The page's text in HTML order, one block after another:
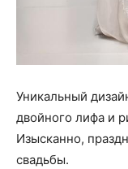
Уникальный
двойного лифа и
Изысканно,
свадьбы.